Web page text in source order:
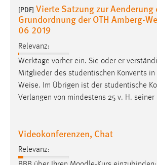
[PDF] Vierte Satzung zur Aenderung
Grundordnung der OTH Amberg-
06 2019
Relevanz:
Werktage vorher ein. Sie oder er
Mitglieder des studentischen Konvents
Weise. Im Übrigen ist der studentische
Verlangen von mindestens 25 v. H.
Videokonferenzen, Chat
Relevanz:
Zweck:
Conversion-Tracking
Cookie Laufzeit:
EXTERNE MEDIEN
externen Medien Cookies gesetzt.
YouTube